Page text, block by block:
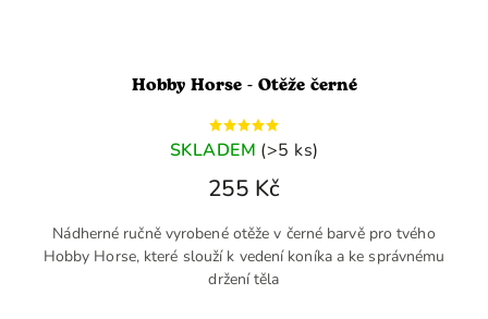
Hobby Horse - Otěže černé
SKLADEM (>5 ks)
255 Kč
Nádherné ručně vyrobené otěže v černé barvě pro tvého
Hobby Horse, které slouží k vedení koníka a ke správnému
držení těla